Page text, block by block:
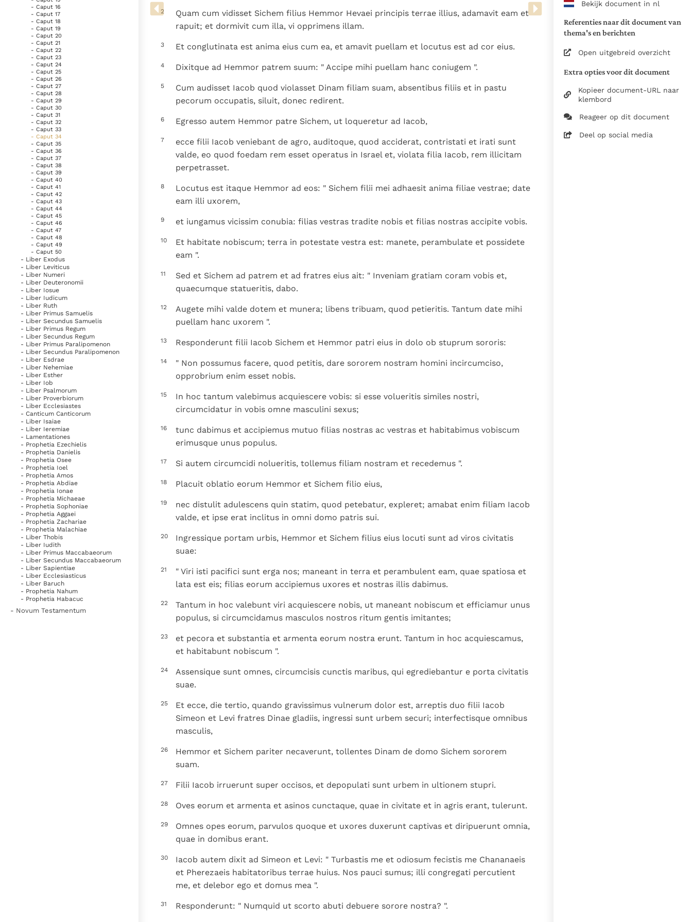
Denzinger Gebruiksvoorwaarden
herkennen
groeit stilletjes door
liefde, niet door
De mystiek. De
mystieke
verschijnselen en de
als een taak"
Augustinus toont ons de
noodzaak om "naar het
innerlijk" toe te keren.
www.vatican.va/archive/bible/
vulgata_vetus-
www.vatican.va/archive/bible/
aansluiting gezocht bij de
om de teksten van de
naast elkaar te kunnen
Daar waar de versnummering
elkaar afwijken is dus die van
Bekijk document in nl
Referenties naar dit document van
thema's en berichten
Open uitgebreid overzicht
Extra opties voor dit document
Kopieer document-URL naar
klembord
Reageer op dit document
Deel op social media
- Caput 16
- Caput 17
- Caput 18
- Caput 19
- Caput 20
- Caput 21
- Caput 22
- Caput 23
- Caput 24
- Caput 25
- Caput 26
- Caput 27
- Caput 28
- Caput 29
- Caput 30
- Caput 31
- Caput 32
- Caput 33
- Caput 34
- Caput 35
- Caput 36
- Caput 37
- Caput 38
- Caput 39
- Caput 40
- Caput 41
- Caput 42
- Caput 43
- Caput 44
- Caput 45
- Caput 46
- Caput 47
- Caput 48
- Caput 49
- Caput 50
- Liber Exodus
- Liber Leviticus
- Liber Numeri
- Liber Deuteronomii
- Liber Iosue
- Liber Iudicum
- Liber Ruth
- Liber Primus Samuelis
- Liber Secundus Samuelis
- Liber Primus Regum
- Liber Secundus Regum
- Liber Primus Paralipomenon
- Liber Secundus Paralipomenon
- Liber Esdrae
- Liber Nehemiae
- Liber Esther
- Liber Iob
- Liber Psalmorum
- Liber Proverbiorum
- Liber Ecclesiastes
- Canticum Canticorum
- Liber Isaiae
- Liber Ieremiae
- Lamentationes
- Prophetia Ezechielis
- Prophetia Danielis
- Prophetia Osee
- Prophetia Ioel
- Prophetia Amos
- Prophetia Abdiae
- Prophetia Ionae
- Prophetia Michaeae
- Prophetia Sophoniae
- Prophetia Aggaei
- Prophetia Zachariae
- Prophetia Malachiae
- Liber Thobis
- Liber Iudith
- Liber Primus Maccabaeorum
- Liber Secundus Maccabaeorum
- Liber Sapientiae
- Liber Ecclesiasticus
- Liber Baruch
- Prophetia Nahum
- Prophetia Habacuc
- Novum Testamentum
2
Quam cum vidisset Sichem filius Hemmor Hevaei principis terrae illius, adamavit eam et
rapuit; et dormivit cum illa, vi opprimens illam.
3 Et conglutinata est anima eius cum ea, et amavit puellam et locutus est ad cor eius.
4 Dixitque ad Hemmor patrem suum: " Accipe mihi puellam hanc coniugem ".
5
Cum audisset Iacob quod violasset Dinam filiam suam, absentibus filiis et in pastu
pecorum occupatis, siluit, donec redirent.
6 Egresso autem Hemmor patre Sichem, ut loqueretur ad Iacob,
7
ecce filii Iacob veniebant de agro, auditoque, quod acciderat, contristati et irati sunt
valde, eo quod foedam rem esset operatus in Israel et, violata filia Iacob, rem illicitam
perpetrasset.
8
Locutus est itaque Hemmor ad eos: " Sichem filii mei adhaesit anima filiae vestrae; date
eam illi uxorem,
9 et iungamus vicissim conubia: filias vestras tradite nobis et filias nostras accipite vobis.
10
Et habitate nobiscum; terra in potestate vestra est: manete, perambulate et possidete
eam ".
11
Sed et Sichem ad patrem et ad fratres eius ait: " Inveniam gratiam coram vobis et,
quaecumque statueritis, dabo.
12
Augete mihi valde dotem et munera; libens tribuam, quod petieritis. Tantum date mihi
puellam hanc uxorem ".
13 Responderunt filii Iacob Sichem et Hemmor patri eius in dolo ob stuprum sororis:
14
" Non possumus facere, quod petitis, dare sororem nostram homini incircumciso,
opprobrium enim esset nobis.
15
In hoc tantum valebimus acquiescere vobis: si esse volueritis similes nostri,
circumcidatur in vobis omne masculini sexus;
16
tunc dabimus et accipiemus mutuo filias nostras ac vestras et habitabimus vobiscum
erimusque unus populus.
17 Si autem circumcidi nolueritis, tollemus filiam nostram et recedemus ".
18 Placuit oblatio eorum Hemmor et Sichem filio eius,
19
nec distulit adulescens quin statim, quod petebatur, expleret; amabat enim filiam Iacob
valde, et ipse erat inclitus in omni domo patris sui.
20
Ingressique portam urbis, Hemmor et Sichem filius eius locuti sunt ad viros civitatis
suae:
21
" Viri isti pacifici sunt erga nos; maneant in terra et perambulent eam, quae spatiosa et
lata est eis; filias eorum accipiemus uxores et nostras illis dabimus.
22
Tantum in hoc valebunt viri acquiescere nobis, ut maneant nobiscum et efficiamur unus
populus, si circumcidamus masculos nostros ritum gentis imitantes;
23
et pecora et substantia et armenta eorum nostra erunt. Tantum in hoc acquiescamus,
et habitabunt nobiscum ".
24
Assensique sunt omnes, circumcisis cunctis maribus, qui egrediebantur e porta civitatis
suae.
25
Et ecce, die tertio, quando gravissimus vulnerum dolor est, arreptis duo filii Iacob
Simeon et Levi fratres Dinae gladiis, ingressi sunt urbem securi; interfectisque omnibus
masculis,
26
Hemmor et Sichem pariter necaverunt, tollentes Dinam de domo Sichem sororem
suam.
27 Filii Iacob irruerunt super occisos, et depopulati sunt urbem in ultionem stupri.
28 Oves eorum et armenta et asinos cunctaque, quae in civitate et in agris erant, tulerunt.
29
Omnes opes eorum, parvulos quoque et uxores duxerunt captivas et diripuerunt omnia,
quae in domibus erant.
30
Iacob autem dixit ad Simeon et Levi: " Turbastis me et odiosum fecistis me Chananaeis
et Pherezaeis habitatoribus terrae huius. Nos pauci sumus; illi congregati percutient
me, et delebor ego et domus mea ".
31 Responderunt: " Numquid ut scorto abuti debuere sorore nostra? ".